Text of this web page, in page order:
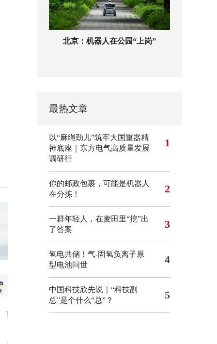
北京：机器人在公园“上岗”
最热文章
以“麻绳劲儿”筑牢大国重器精
神底座｜东方电气高质量发展
调研行
1
你的邮政包裹，可能是机器人
在分拣！
2
一群年轻人，在麦田里“挖”出
了答案
3
氢电共储！气-固氢负离子原
型电池问世
4
中国科技欣先说｜“科技副
总”是个什么“总”？
5